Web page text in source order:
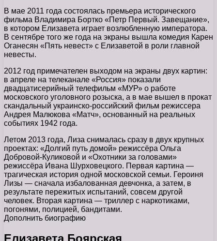
В мае 2011 года состоялась премьера исторического
фильма Владимира Бортко «Петр Первый. Завещание»,
в котором Елизавета играет возлюбленную императора.
В сентябре того же года на экраны вышла комедия Карен
Оганесян «Пять невест» с Елизаветой в роли главной
невесты.
2012 год примечателен выходом на экраны двух картин:
в апреле на телеканале «Россия» показали
двадцатисерийный телефильм «МУР» о работе
московского уголовного розыска, а в мае вышел в прокат
скандальный украинско-российский фильм режиссера
Андрея Малюкова «Матч», основанный на реальных
событиях 1942 года.
Летом 2013 года, Лиза снималась сразу в двух крупных
проектах: «Долгий путь домой» режиссёра Ольга
Добровой-Куликовой и «Охотники за головами»
режиссёра Ивана Шурховецкого. Первая картина —
трагическая история одной московской семьи. Героиня
Лизы — сначала избалованная девчонка, а затем, в
результате пережитых испытаний, совсем другой
человек. Вторая картина — триллер с наркотиками,
погонями, полицией, бандитами.
Дополнить биографию